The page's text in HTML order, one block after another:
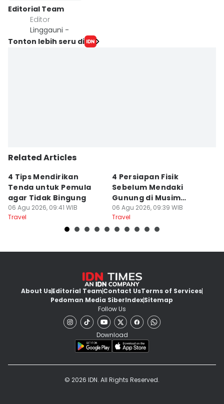
Editorial Team
Editor
Linggauni -
Tonton lebih seru di
Related Articles
4 Tips Mendirikan
Tenda untuk Pemula
agar Tidak Bingung
06 Agu 2026, 09:41 WIB
Travel
4 Persiapan Fisik
Sebelum Mendaki
Gunung di Musim
Kemarau
06 Agu 2026, 09:39 WIB
Travel
About UsEditorial TeamContact UsTerms of Services
Pedoman Media SiberIndexSitemap
Follow Us
Download
© 2026 IDN. All Rights Reserved.